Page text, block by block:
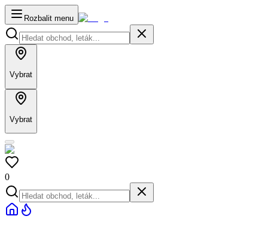
Rozbalit menu
Vybrat
Vybrat
0